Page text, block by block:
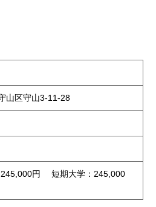
山区守山3-11-28
円 短期大学：245,000